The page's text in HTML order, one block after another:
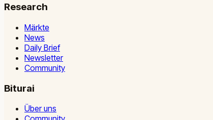
Research
Märkte
News
Daily Brief
Newsletter
Community
Biturai
Über uns